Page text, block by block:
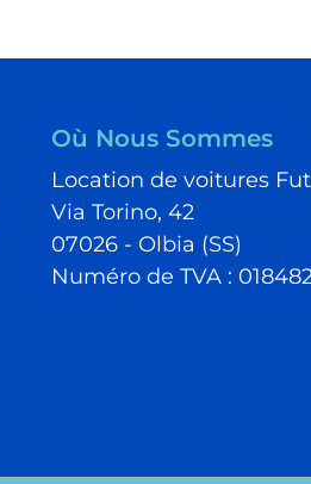
Où Nous Sommes
Location de voitures
Via Torino, 42
07026 - Olbia (SS)
Numéro de TVA :